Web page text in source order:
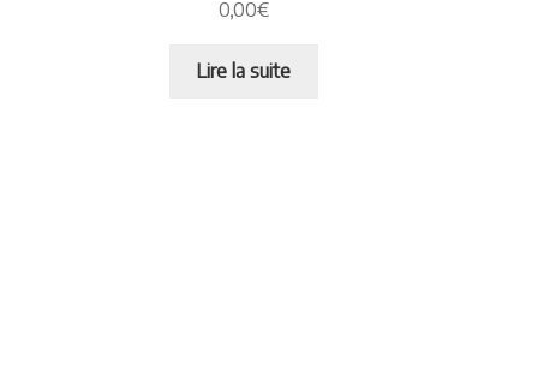
0,00€
Lire la suite